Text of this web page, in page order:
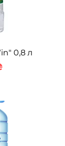
0,8 л